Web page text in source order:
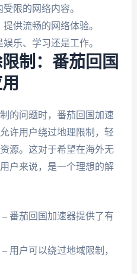
限的网络内容。
供流畅的网络体验。
乐、学习还是工作。
制：番茄回国
的问题时，番茄回国加速
许用户绕过地理限制，轻
源。这对于希望在海外无
户来说，是一个理想的解
番茄回国加速器提供了有
用户可以绕过地域限制，